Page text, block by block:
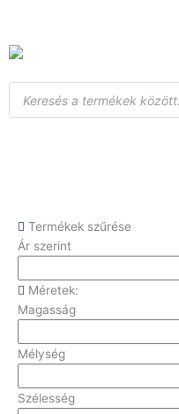
content
Products
search
Termékek szűrése
Ár szerint
Méretek:
Magasság
Mélység
Szélesség